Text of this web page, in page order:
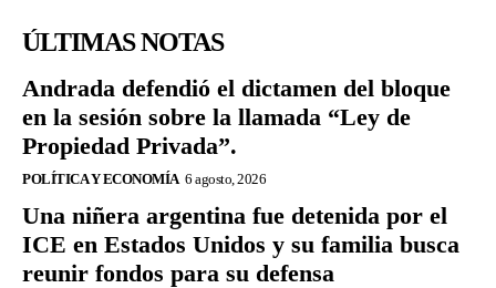
ÚLTIMAS NOTAS
Andrada defendió el dictamen del bloque
en la sesión sobre la llamada “Ley de
Propiedad Privada”.
POLÍTICA Y ECONOMÍA 6 agosto, 2026
Una niñera argentina fue detenida por el
ICE en Estados Unidos y su familia busca
reunir fondos para su defensa